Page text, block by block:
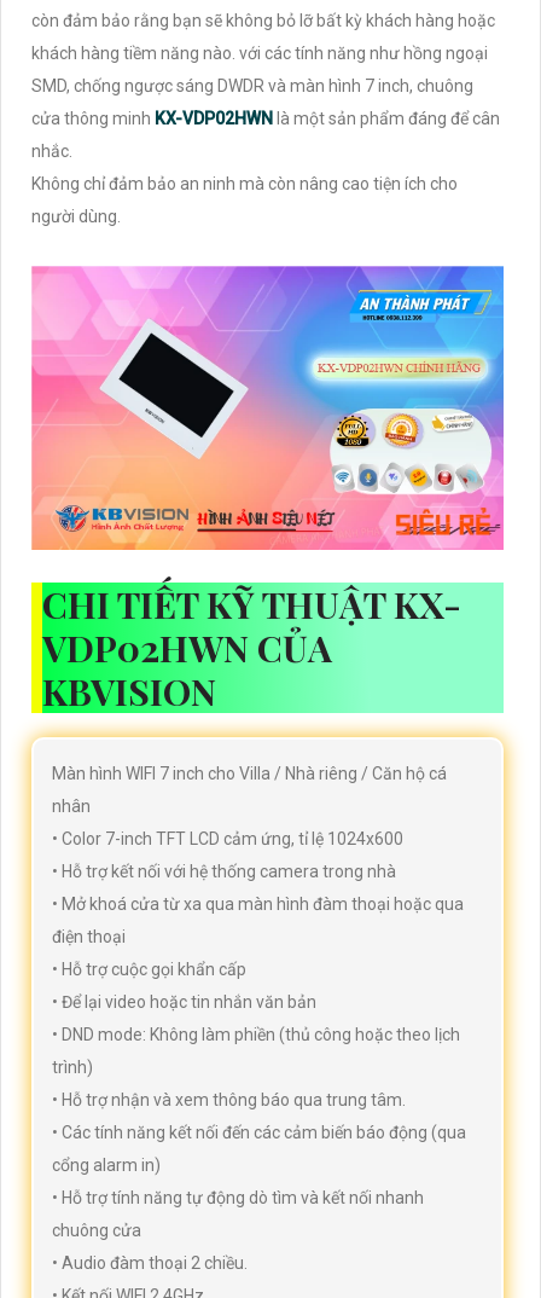
còn đảm bảo rằng bạn sẽ không bỏ lỡ bất kỳ khách hàng hoặc
khách hàng tiềm năng nào. với các tính năng như hồng ngoại
SMD, chống ngược sáng DWDR và màn hình 7 inch, chuông
cửa thông minh KX-VDP02HWN là một sản phẩm đáng để cân
nhắc.
Không chỉ đảm bảo an ninh mà còn nâng cao tiện ích cho
người dùng.
CHI TIẾT KỸ THUẬT KX-
VDP02HWN CỦA
KBVISION
Màn hình WIFI 7 inch cho Villa / Nhà riêng / Căn hộ cá
nhân
• Color 7-inch TFT LCD cảm ứng, tỉ lệ 1024x600
• Hỗ trợ kết nối với hệ thống camera trong nhà
• Mở khoá cửa từ xa qua màn hình đàm thoại hoặc qua
điện thoại
• Hỗ trợ cuộc gọi khẩn cấp
• Để lại video hoặc tin nhắn văn bản
• DND mode: Không làm phiền (thủ công hoặc theo lịch
trình)
• Hỗ trợ nhận và xem thông báo qua trung tâm.
• Các tính năng kết nối đến các cảm biến báo động (qua
cổng alarm in)
• Hỗ trợ tính năng tự động dò tìm và kết nối nhanh
chuông cửa
• Audio đàm thoại 2 chiều.